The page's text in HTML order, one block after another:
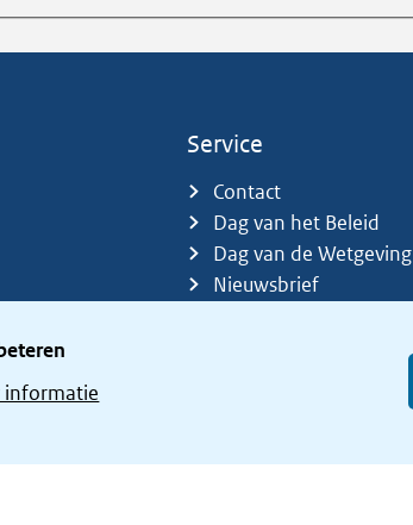
informatie
Service
Contact
Dag van het Beleid
Dag van de Wetgeving
Nieuwsbrief